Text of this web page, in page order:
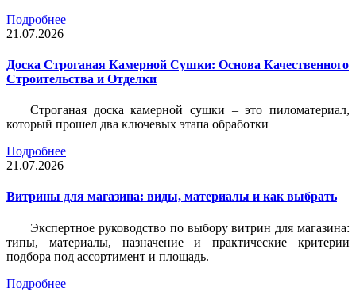
Подробнее
21.07.2026
Доска Строганая Камерной Сушки: Основа Качественного
Строительства и Отделки
Строганая доска камерной сушки – это пиломатериал,
который прошел два ключевых этапа обработки
Подробнее
21.07.2026
Витрины для магазина: виды, материалы и как выбрать
Экспертное руководство по выбору витрин для магазина:
типы, материалы, назначение и практические критерии
подбора под ассортимент и площадь.
Подробнее